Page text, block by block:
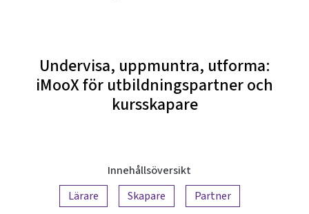
Undervisa, uppmuntra, utforma:
iMooX för utbildningspartner och
kursskapare
Innehållsöversikt
Lärare
Skapare Partner